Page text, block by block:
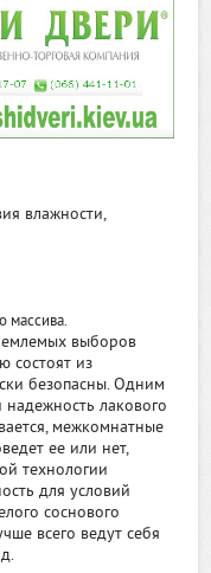
влажности,
массива.
выборов
состоят из
безопасны. Одним
надежность лакового
межкомнатные
ее или нет,
технологии
для условий
соснового
всего ведут себя